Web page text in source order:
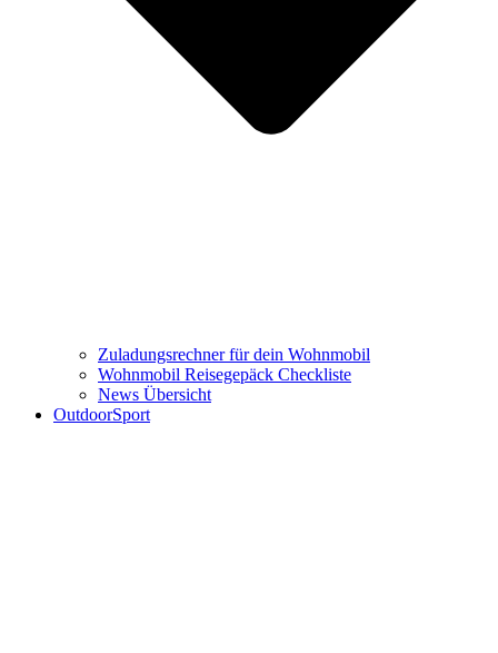
Zuladungsrechner für dein Wohnmobil
Wohnmobil Reisegepäck Checkliste
News Übersicht
OutdoorSport